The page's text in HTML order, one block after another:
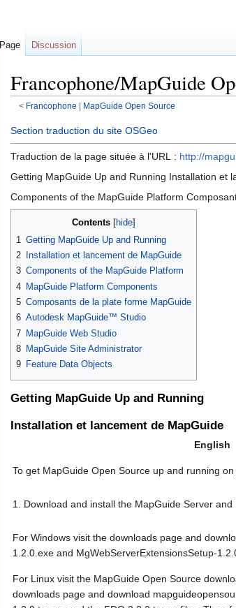
Francophone/MapGuide
< Francophone MapGuide Open Source
Jump
to
navigation
Jump
to
search
Section traduction du site OSGeo
Traduction de la page située à l'URL : http://
Getting MapGuide Up and Running Installation et
Components of the MapGuide Platform
Contents
1 Getting MapGuide Up and Running
2
Installation et lancement de MapGuide
3 Components of the MapGuide Platform
4 MapGuide Platform Components
5 Composants de la plate forme MapGuide
6 Autodesk MapGuide™ Studio
7 MapGuide Web Studio
8 MapGuide Site Administrator
9 Feature Data Objects
Getting MapGuide Up and Running
Installation et lancement de MapGuide
English
To get MapGuide Open Source up and running
1. Download and install the MapGuide Server
For Windows visit the downloads page and
1.2.0.exe and MgWebServerExtensionsSetup-
For Linux visit the MapGuide Open Source
downloads page and download
Page Discussion